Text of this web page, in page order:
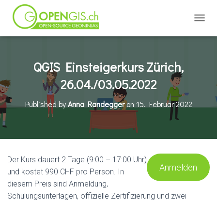
QGIS Einsteigerkurs Zürich,
26.04./03.05.2022
Published byAnna Randeggeron 15. Februar 2022
Anmelden
Der Kurs dauert 2 Tage (9:00 – 17:00 Uhr)
und kostet 990 CHF pro Person. In
diesem Preis sind Anmeldung,
Schulungsunterlagen, offizielle Zertifizierung und zwei